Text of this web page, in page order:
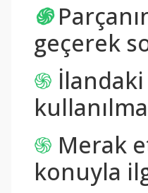
֍
geçerek
֍
֍ Merak
konuyla